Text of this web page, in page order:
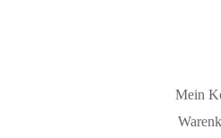
Mein